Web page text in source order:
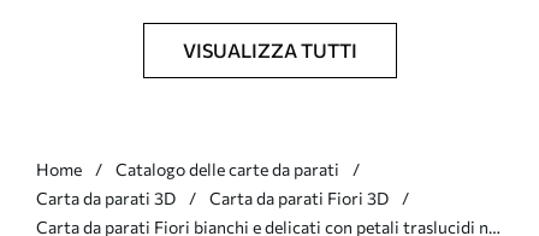
VISUALIZZA TUTTI
Home
Catalogo delle carte da parati
Carta da parati 3D
Carta da parati Fiori 3D
Carta da parati Fiori bianchi e delicati con petali traslucidi nr.